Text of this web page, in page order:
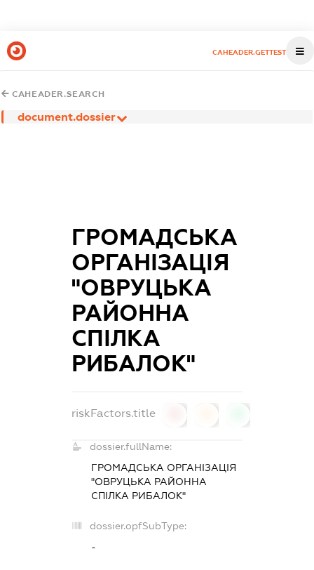
CAHEADER.GETTEST
CAHEADER.SEARCH
document.dossier
ГРОМАДСЬКА
ОРГАНІЗАЦІЯ
"ОВРУЦЬКА
РАЙОННА
СПІЛКА
РИБАЛОК"
riskFactors.title
dossier.fullName:
ГРОМАДСЬКА ОРГАНІЗАЦІЯ
"ОВРУЦЬКА РАЙОННА
СПІЛКА РИБАЛОК"
dossier.opfSubType:
-